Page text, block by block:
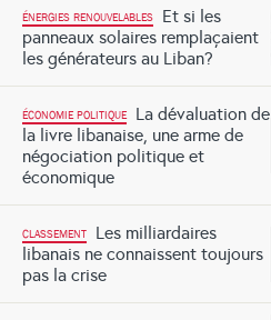
ÉNERGIES RENOUVELABLES
Et si les
panneaux solaires remplaçaient
les générateurs au Liban?
ÉCONOMIE POLITIQUE
La dévaluation de
la livre libanaise, une arme de
négociation politique et
économique
CLASSEMENT
Les milliardaires
libanais ne connaissent toujours
pas la crise